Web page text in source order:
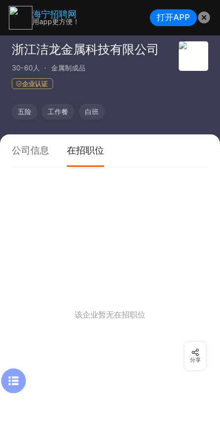
浙江洁龙金属科技有限公司
30-60人 金属制成品
企业认证
五险 工作餐 白班
公司信息 在招职位
该企业暂无在招职位
分享
海宁招聘网
用app更方便！ 打开APP